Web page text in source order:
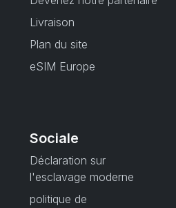
Livraison
Plan du site
eSIM Europe
Sociale
Déclaration sur
l'esclavage moderne
politique de